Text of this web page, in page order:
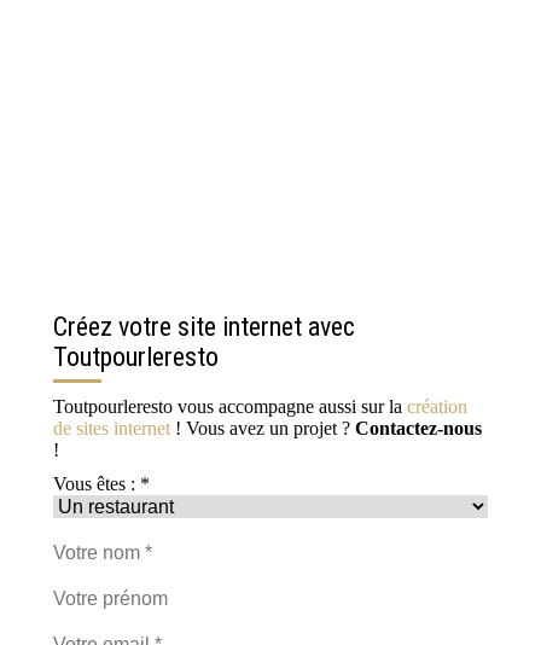
Créez votre site internet avec
Toutpourleresto
Toutpourleresto vous accompagne aussi sur la création
de sites internet ! Vous avez un projet ? Contactez-nous
!
Vous êtes : *